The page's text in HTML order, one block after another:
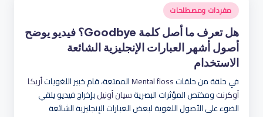
نُشر
في
مفردات ومصطلحات
هل تعرف ما أصل كلمة Goodbye؟ فيديو يوضح
أصول أشهر العبارات الإنجليزية الشائعة
الاستخدام
في حلقة من حلقاتMental flossالممتعة، قام خبير اللغوياتأريكا
أوكرنتومختص المؤثرات البصريةسيان أونيلبإخراج فيديو يلقي
الضوء على الأصول اللغوية لبعض العبارات الإنجليزية الشائعة